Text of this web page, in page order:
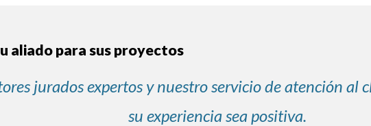
u aliado para sus proyectos
jurados expertos y nuestro servicio de atención al
su experiencia sea positiva.